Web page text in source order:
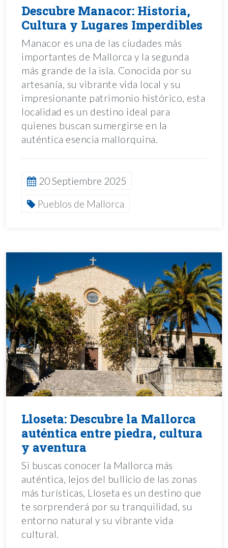
Descubre Manacor: Historia,
Cultura y Lugares Imperdibles
Manacor es una de las ciudades más
importantes de Mallorca y la segunda
más grande de la isla. Conocida por su
artesanía, su vibrante vida local y su
impresionante patrimonio histórico, esta
localidad es un destino ideal para
quienes buscan sumergirse en la
auténtica esencia mallorquina.
20 Septiembre 2025
Pueblos de Mallorca
Lloseta: Descubre la Mallorca
auténtica entre piedra, cultura
y aventura
Si buscas conocer la Mallorca más
auténtica, lejos del bullicio de las zonas
más turísticas, Lloseta es un destino que
te sorprenderá por su tranquilidad, su
entorno natural y su vibrante vida
cultural.